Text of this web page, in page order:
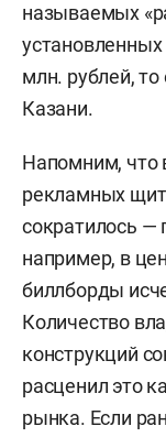
называемых
млн. рублей,
Казани.
Напомним, что
рекламных
сократилось —
например, в
биллборды
Количество
конструкций
расценил это
рынка. Если